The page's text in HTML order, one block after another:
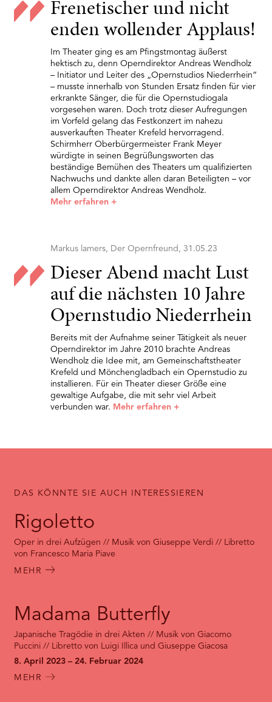
Frenetischer und nicht
enden wollender Applaus!
Im Theater ging es am Pfingstmontag äußerst
hektisch zu, denn Operndirektor Andreas Wendholz
– Initiator und Leiter des „Opernstudios Niederrhein“
– musste innerhalb von Stunden Ersatz finden für vier
erkrankte Sänger, die für die Opernstudiogala
vorgesehen waren. Doch trotz dieser Aufregungen
im Vorfeld gelang das Festkonzert im nahezu
ausverkauften Theater Krefeld hervorragend.
Schirmherr Oberbürgermeister Frank Meyer
würdigte in seinen Begrüßungsworten das
beständige Bemühen des Theaters um qualifizierten
Nachwuchs und dankte allen daran Beteiligten – vor
allem Operndirektor Andreas Wendholz.
Mehr erfahren +
Markus lamers, Der Opernfreund, 31.05.23
Dieser Abend macht Lust
auf die nächsten 10 Jahre
Opernstudio Niederrhein
Bereits mit der Aufnahme seiner Tätigkeit als neuer
Operndirektor im Jahre 2010 brachte Andreas
Wendholz die Idee mit, am Gemeinschaftstheater
Krefeld und Mönchengladbach ein Opernstudio zu
installieren. Für ein Theater dieser Größe eine
gewaltige Aufgabe, die mit sehr viel Arbeit
verbunden war. Mehr erfahren +
DAS KÖNNTE SIE AUCH INTERESSIEREN
Rigoletto
Oper in drei Aufzügen // Musik von Giuseppe Verdi // Libretto
von Francesco Maria Piave
MEHR
Madama Butterfly
Japanische Tragödie in drei Akten // Musik von Giacomo
Puccini // Libretto von Luigi Illica und Giuseppe Giacosa
8. April 2023 – 24. Februar 2024
MEHR